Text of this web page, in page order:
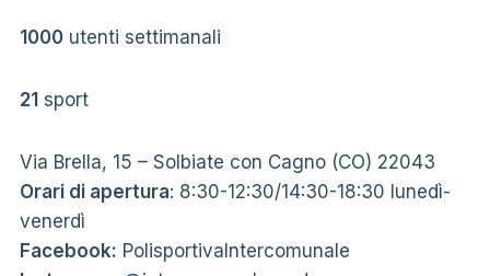
1000utenti settimanali
21sport
Via Brella, 15 – Solbiate con Cagno (CO) 22043
Orari di apertura: 8:30-12:30/14:30-18:30 lunedì-
venerdì
Facebook: PolisportivaIntercomunale